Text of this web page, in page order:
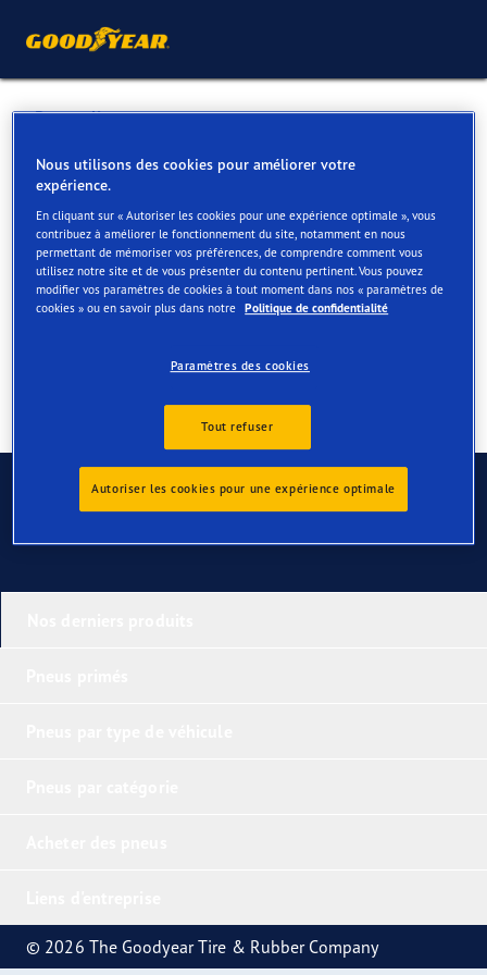
Retour liste
AUTO CONTACT LOMBARDO
Services disponibles en ligne et en magasin
Contact Services
Contactez-nous
© 2026 The Goodyear Tire & Rubber Company
Nous utilisons des cookies pour améliorer votre
expérience.
En cliquant sur « Autoriser les cookies pour une expérience optimale », vous
contribuez à améliorer le fonctionnement du site, notamment en nous
permettant de mémoriser vos préférences, de comprendre comment vous
utilisez notre site et de vous présenter du contenu pertinent. Vous pouvez
modifier vos paramètres de cookies à tout moment dans nos « paramètres de
cookies » ou en savoir plus dans notre Politique de confidentialité
Paramètres des cookies
Tout refuser
Autoriser les cookies pour une expérience optimale